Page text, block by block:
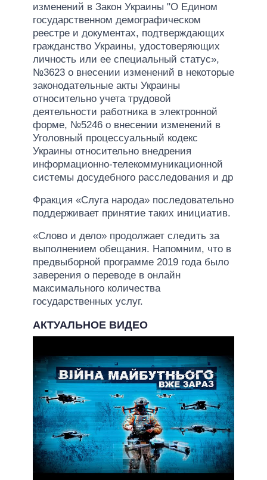
изменений в Закон Украины "О Едином
государственном демографическом
реестре и документах, подтверждающих
гражданство Украины, удостоверяющих
личность или ее специальный статус»,
№3623 о внесении изменений в некоторые
законодательные акты Украины
относительно учета трудовой
деятельности работника в электронной
форме, №5246 о внесении изменений в
Уголовный процессуальный кодекс
Украины относительно внедрения
информационно-телекоммуникационной
системы досудебного расследования и др
Фракция «Слуга народа» последовательно
поддерживает принятие таких инициатив.
«Слово и дело» продолжает следить за
выполнением обещания. Напомним, что в
предвыборной программе 2019 года было
заверения о переводе в онлайн
максимального количества
государственных услуг.
АКТУАЛЬНОЕ ВИДЕО